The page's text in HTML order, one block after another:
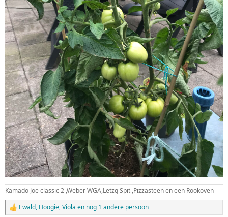
Kamado Joe classic 2 ,Weber WGA,Letzq Spit ,Pizzasteen en een Rookoven
W Ewald, Hoogie,Viola en nog 1 andere persoon